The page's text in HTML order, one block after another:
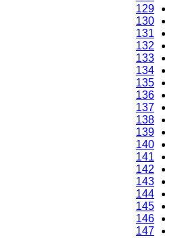
129
130
131
132
133
134
135
136
137
138
139
140
141
142
143
144
145
146
147